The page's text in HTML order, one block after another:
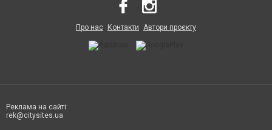
Про нас Контакти Автори проєкту
Реклама на сайті:
rek@citysites.ua